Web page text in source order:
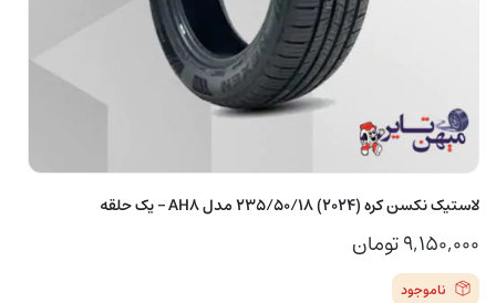
لاستیک نکسن کره (2024) 235/50/18 مدل AH8 – یک حلقه
۹,۱۵۰,۰۰۰تومان
ناموجود